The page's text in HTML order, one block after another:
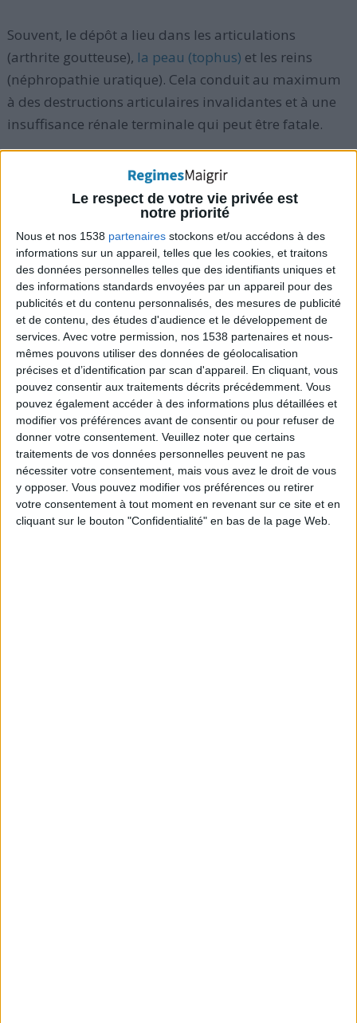
Le respect de votre vie privée est
notre priorité
Nous et nos 1538 partenaires stockons et/ou accédons à des
informations sur un appareil, telles que les cookies, et traitons
des données personnelles telles que des identifiants uniques et
des informations standards envoyées par un appareil pour des
publicités et du contenu personnalisés, des mesures de publicité
et de contenu, des études d'audience et le développement de
services. Avec votre permission, nos 1538 partenaires et nous-
mêmes pouvons utiliser des données de géolocalisation
précises et d’identification par scan d'appareil. En cliquant, vous
pouvez consentir aux traitements décrits précédemment. Vous
pouvez également accéder à des informations plus détaillées et
modifier vos préférences avant de consentir ou pour refuser de
donner votre consentement. Veuillez noter que certains
traitements de vos données personnelles peuvent ne pas
nécessiter votre consentement, mais vous avez le droit de vous
y opposer. Vous pouvez modifier vos préférences ou retirer
votre consentement à tout moment en revenant sur ce site et en
cliquant sur le bouton "Confidentialité" en bas de la page Web.
Souvent, le dépôt a lieu dans les articulations
(arthrite goutteuse), la peau (tophus) et les reins
(néphropathie uratique). Cela conduit au maximum
à des destructions articulaires invalidantes et à une
insuffisance rénale terminale qui peut être fatale.
L'arthrite goutteuse est provoquée par un excès
d'acide urique qui s'accumule dans la circulation
sanguine. Les aliments consommés sont le facteur
principal qui contribue à cette arthrite goutteuse.
> Alimentation à éviter
Les aliments riches en purines (des composés
chimiques qui peuvent être transformés en acide
urique par le corps) sont particulièrement instables
etne devraient pas faire partie des plats consommés
par une personne qui a la goutte.
Bien que de nombreux légumes contiennent
beaucoup de purines, certains chercheurs ont
montré que les purines contenues dans les légumes